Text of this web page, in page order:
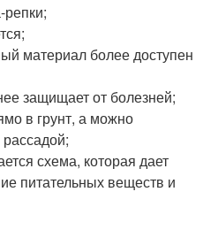
репки;
материал более доступен
защищает от болезней;
в грунт, а можно
рассадой;
схема, которая дает
питательных веществ и